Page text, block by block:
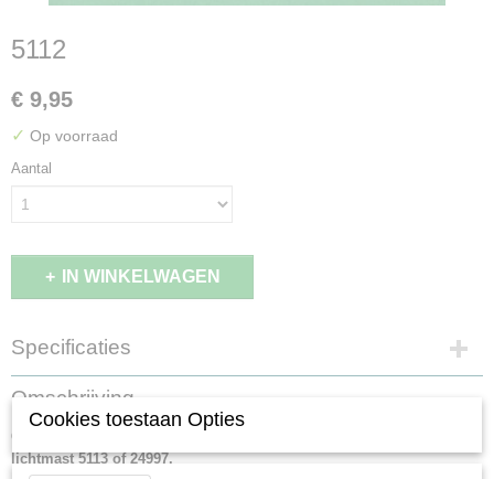
5112
€ 9,95
✓ Op voorraad
Aantal
IN WINKELWAGEN
Specificaties
Productcode
5112
Omschrijving
Ontkoppelrail, elektrisch. L=90mm (1/2) Kan gebruikt worden met
lichtmast 5113 of 24997.
Cookies toestaan Opties